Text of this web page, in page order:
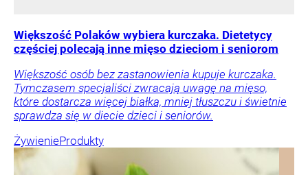
Większość Polaków wybiera kurczaka. Dietetycy
częściej polecają inne mięso dzieciom i seniorom
Większość osób bez zastanowienia kupuje kurczaka.
Tymczasem specjaliści zwracają uwagę na mięso,
które dostarcza więcej białka, mniej tłuszczu i świetnie
sprawdza się w diecie dzieci i seniorów.
ŻywienieProdukty